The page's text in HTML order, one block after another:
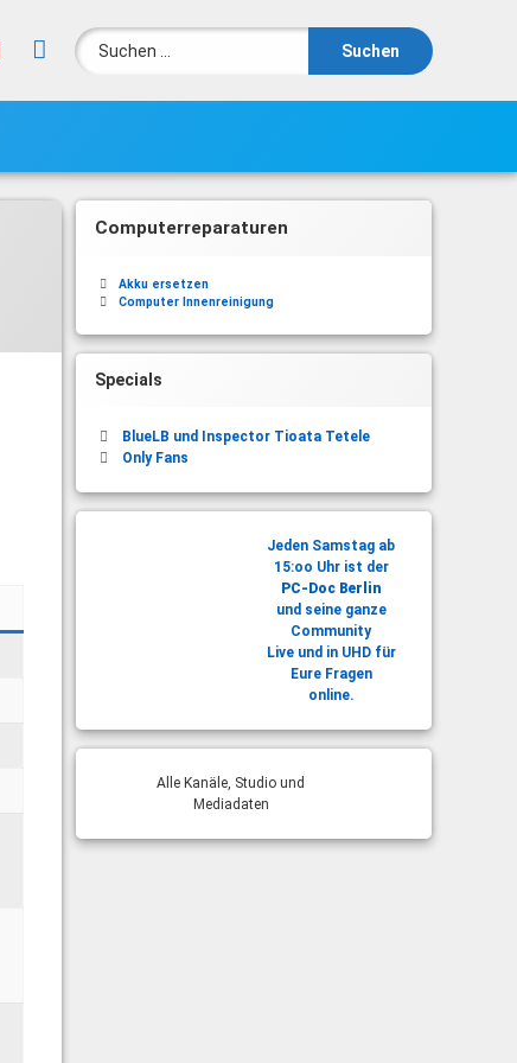
Instagram
Suchen nach:
Computerreparaturen
Akku ersetzen
Computer Innenreinigung
Specials
BlueLB und Inspector Tioata Tetele
Only Fans
Jeden Samstag ab
15:oo Uhr ist der
PC-Doc Berlin
und seine ganze
Community
Live und in UHD für
Eure Fragen
online.
Alle Kanäle, Studio und
Mediadaten